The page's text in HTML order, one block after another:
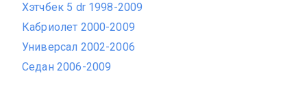
Хэтчбек 5 dr 1998-2009
Кабриолет 2000-2009
Универсал 2002-2006
Седан 2006-2009